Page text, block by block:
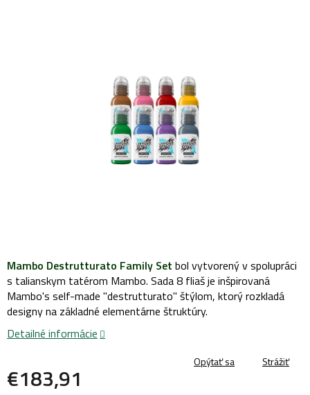
€183,91
Mambo Destrutturato Family Set bol vytvorený v spolupráci
s talianskym tatérom Mambo. Sada 8 fliaš je inšpirovaná
Mambo's self-made "destrutturato" štýlom, ktorý rozkladá
designy na základné elementárne štruktúry.
Detailné informácie
Opýtať sa Strážiť